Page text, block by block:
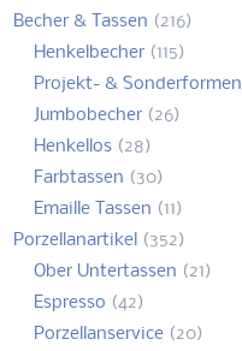
Becher & Tassen (216)
Henkelbecher (115)
Projekt- & Sonderformen
Jumbobecher (26)
Henkellos (28)
Farbtassen (30)
Emaille Tassen (11)
Porzellanartikel (352)
Ober Untertassen (21)
Espresso (42)
Porzellanservice (20)